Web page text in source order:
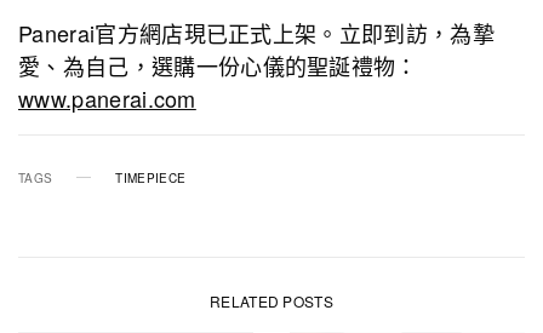
Panerai官方網店現已正式上架。立即到訪，為摯
愛、為自己，選購一份心儀的聖誕禮物：
www.panerai.com
TAGS TIMEPIECE
RELATED POSTS